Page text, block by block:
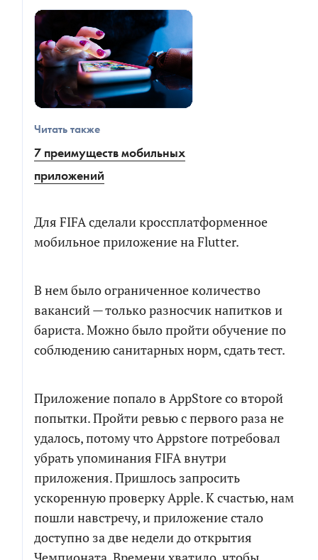
Читать также
7 преимуществ мобильных
приложений
Для FIFA сделали кроссплатформенное
мобильное приложение на Flutter.
В нем было ограниченное количество
вакансий — только разносчик напитков и
бариста. Можно было пройти обучение по
соблюдению санитарных норм, сдать тест.
Приложение попало в AppStore со второй
попытки. Пройти ревью с первого раза не
удалось, потому что Appstore потребовал
убрать упоминания FIFA внутри
приложения. Пришлось запросить
ускоренную проверку Apple. К счастью, нам
пошли навстречу, и приложение стало
доступно за две недели до открытия